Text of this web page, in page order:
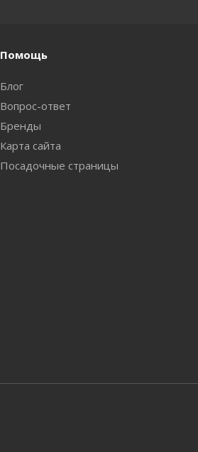
Помощь
Блог
Вопрос-ответ
Бренды
Карта сайта
Посадочные страницы